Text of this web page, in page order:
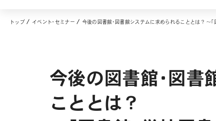
トップ イベント・セミナー 今後の図書館・図書館システムに求められることとは？ ～
今後の図書館・図
こととは？